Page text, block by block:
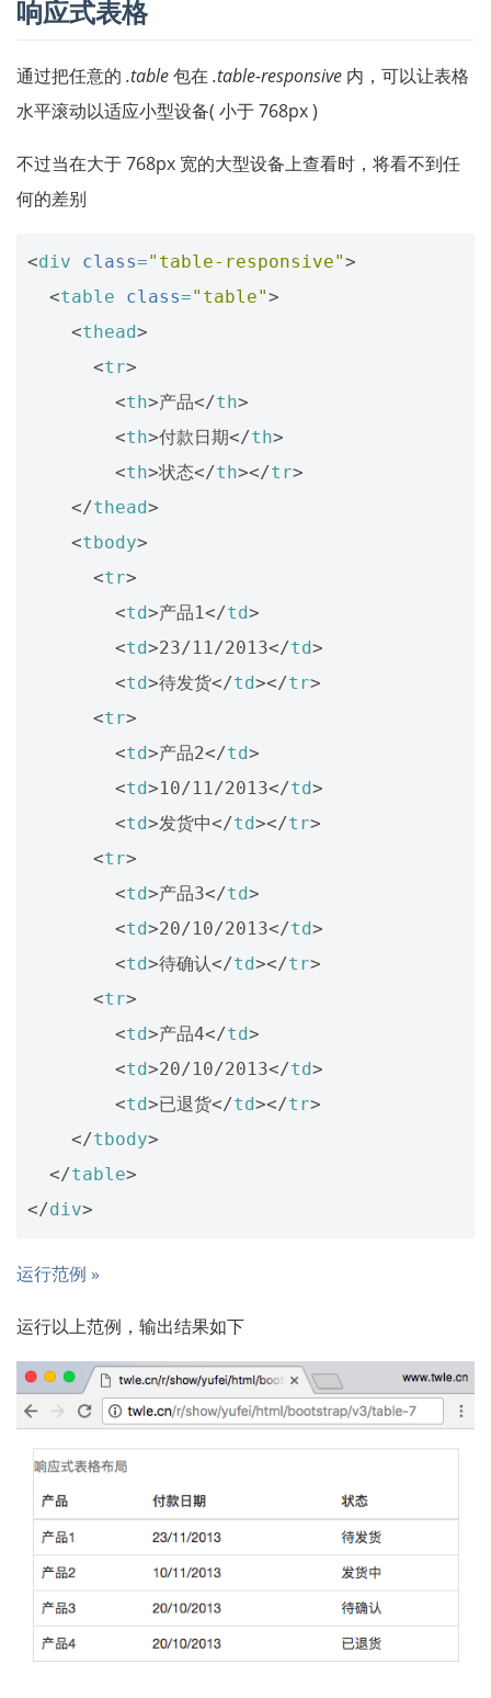
响应式表格
通过把任意的 .table包在 .table-responsive 内，可以让表格
水平滚动以适应小型设备( 小于 768px )
不过当在大于 768px 宽的大型设备上查看时，将看不到任
何的差别
<div class="table-responsive">
<table class="table">
<thead>
<tr>
<th>产品</th>
<th>付款日期</th>
<th>状态</th></tr>
</thead>
<tbody>
<tr>
<td>产品1 </td>
<td>23/11/2013</td>
<td>待发货</td></tr>
<tr>
<td>产品2</td>
<td>10/11/2013</td>
<td>发货中</td></tr>
<tr>
<td>产品3</td>
<td>20/10/2013</td>
<td>待确认</td></tr>
<tr>
<td>产品4</td>
<td>20/10/2013</td>
<td>已退货</td></tr>
</tbody>
</table>
</div>
运行范例 »
运行以上范例，输出结果如下